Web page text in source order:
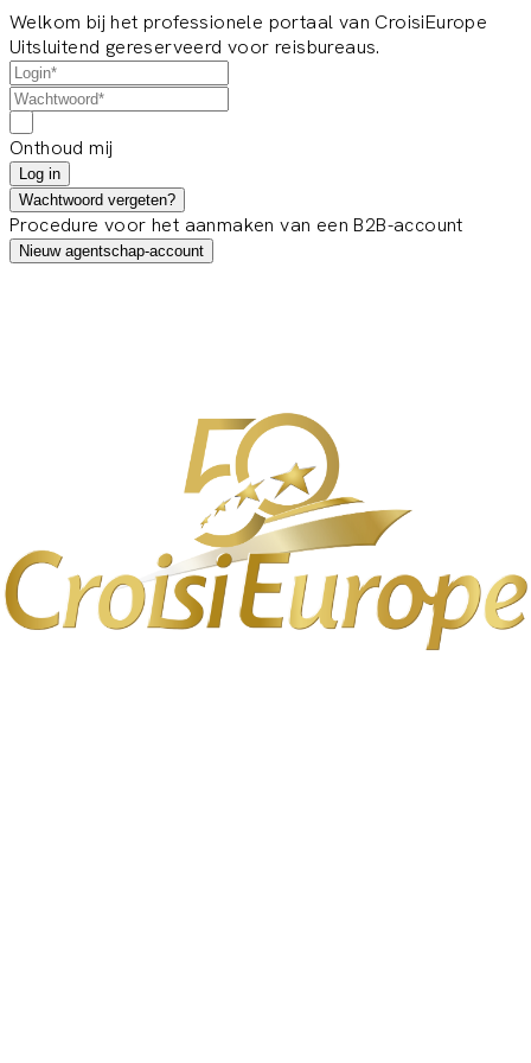
Welkom bij het professionele portaal van CroisiEurope
Uitsluitend gereserveerd voor reisbureaus.
Onthoud mij
Log in
Wachtwoord vergeten?
Procedure voor het aanmaken van een B2B-account
Nieuw agentschap-account